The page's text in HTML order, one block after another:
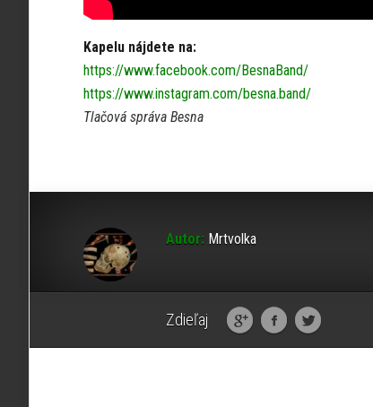
Kapelu nájdete na:
https://www.facebook.com/BesnaBand/
https://www.instagram.com/besna.band/
Tlačová správa Besna
Autor: Mrtvolka
Zdieľaj